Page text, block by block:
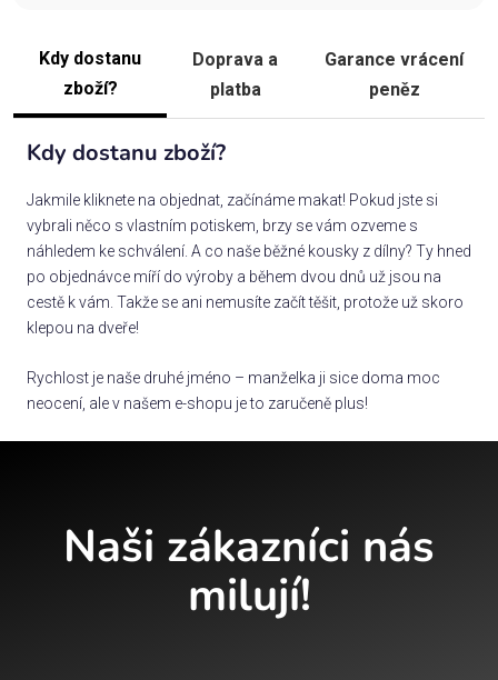
Kdy dostanu
zboží?
Doprava a
platba
Garance vrácení
peněz
Kdy dostanu zboží?
Jakmile kliknete na objednat, začínáme makat! Pokud jste si
vybrali něco s vlastním potiskem, brzy se vám ozveme s
náhledem ke schválení. A co naše běžné kousky z dílny? Ty hned
po objednávce míří do výroby a během dvou dnů už jsou na
cestě k vám. Takže se ani nemusíte začít těšit, protože už skoro
klepou na dveře!
Rychlost je naše druhé jméno – manželka ji sice doma moc
neocení, ale v našem e-shopu je to zaručeně plus!
Naši zákazníci nás
milují!